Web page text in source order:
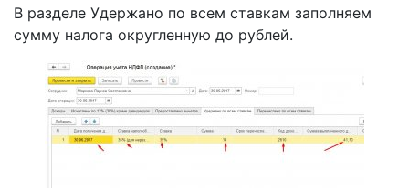
В разделе Удержано по всем ставкам заполняем
сумму налога округленную до рублей.